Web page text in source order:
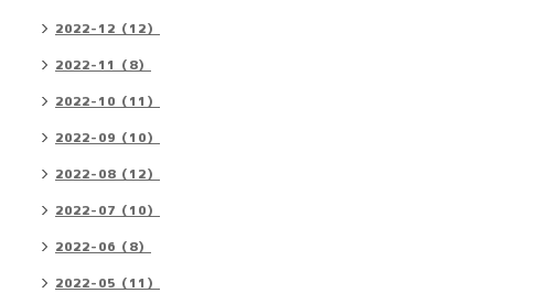
2022-12（12）
2022-11（8）
2022-10（11）
2022-09（10）
2022-08（12）
2022-07（10）
2022-06（8）
2022-05（11）